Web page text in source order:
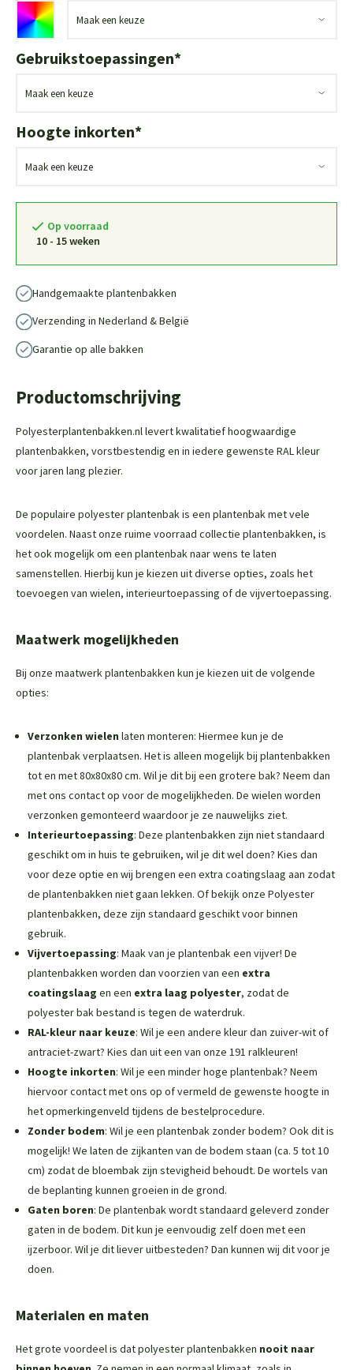
Gebruikstoepassingen*
Hoogte inkorten*
Op voorraad
10 - 15 weken
Handgemaakte plantenbakken
Verzending in Nederland & België
Garantie op alle bakken
Productomschrijving
Polyesterplantenbakken.nl levert kwalitatief hoogwaardige
plantenbakken, vorstbestendig en in iedere gewenste RAL kleur
voor jaren lang plezier.
De populaire polyester plantenbak is een plantenbak met vele
voordelen. Naast onze ruime voorraad collectie plantenbakken, is
het ook mogelijk om een plantenbak naar wens te laten
samenstellen. Hierbij kun je kiezen uit diverse opties, zoals het
toevoegen van wielen, interieurtoepassing of de vijvertoepassing.
Maatwerk mogelijkheden
Bij onze maatwerk plantenbakken kun je kiezen uit de volgende
opties:
Verzonken wielen laten monteren: Hiermee kun je de
plantenbak verplaatsen. Het is alleen mogelijk bij plantenbakken
tot en met 80x80x80 cm. Wil je dit bij een grotere bak? Neem dan
met ons contact op voor de mogelijkheden. De wielen worden
verzonken gemonteerd waardoor je ze nauwelijks ziet.
Interieurtoepassing: Deze plantenbakken zijn niet standaard
geschikt om in huis te gebruiken, wil je dit wel doen? Kies dan
voor deze optie en wij brengen een extra coatingslaag aan zodat
de plantenbakken niet gaan lekken. Of bekijk onze Polyester
plantenbakken, deze zijn standaard geschikt voor binnen
gebruik.
Vijvertoepassing: Maak van je plantenbak een vijver! De
plantenbakken worden dan voorzien van een extra
coatingslaag en een extra laag polyester, zodat de
polyester bak bestand is tegen de waterdruk.
RAL-kleur naar keuze: Wil je een andere kleur dan zuiver-wit of
antraciet-zwart? Kies dan uit een van onze 191 ralkleuren!
Hoogte inkorten: Wil je een minder hoge plantenbak? Neem
hiervoor contact met ons op of vermeld de gewenste hoogte in
het opmerkingenveld tijdens de bestelprocedure.
Zonder bodem: Wil je een plantenbak zonder bodem? Ook dit is
mogelijk! We laten de zijkanten van de bodem staan (ca. 5 tot 10
cm) zodat de bloembak zijn stevigheid behoudt. De wortels van
de beplanting kunnen groeien in de grond.
Gaten boren: De plantenbak wordt standaard geleverd zonder
gaten in de bodem. Dit kun je eenvoudig zelf doen met een
ijzerboor. Wil je dit liever uitbesteden? Dan kunnen wij dit voor je
doen.
Materialen en maten
Het grote voordeel is dat polyester plantenbakken nooit naar